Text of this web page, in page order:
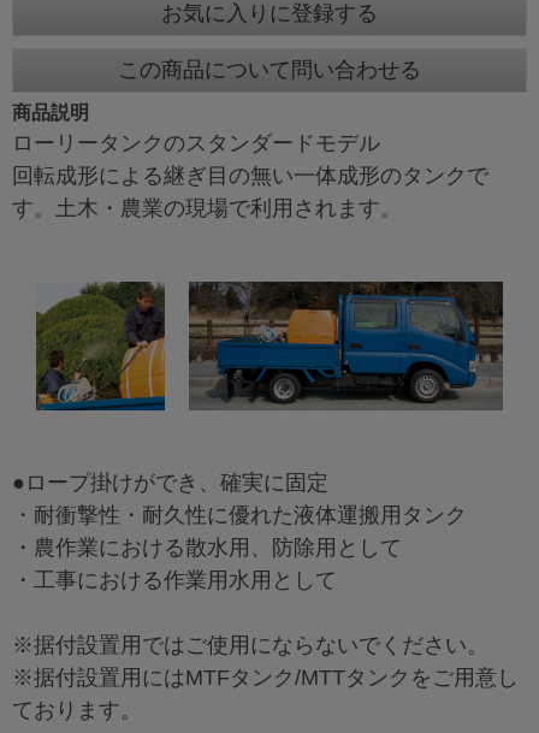
お気に入りに登録する
この商品について問い合わせる
商品説明
ローリータンクのスタンダードモデル
回転成形による継ぎ目の無い一体成形のタンクで
す。土木・農業の現場で利用されます。
●ロープ掛けができ、確実に固定
・耐衝撃性・耐久性に優れた液体運搬用タンク
・農作業における散水用、防除用として
・工事における作業用水用として
※据付設置用ではご使用にならないでください。
※据付設置用にはMTFタンク/MTTタンクをご用意し
ております。